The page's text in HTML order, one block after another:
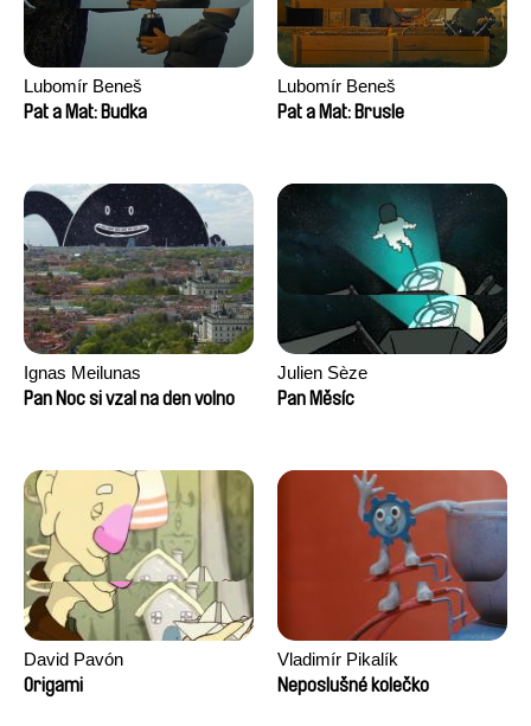
Lubomír Beneš
Pat a Mat: Budka
Lubomír Beneš
Pat a Mat: Brusle
Ignas Meilunas
Pan Noc si vzal na den volno
Julien Sèze
Pan Měsíc
David Pavón
Origami
Vladimír Pikalík
Neposlušné kolečko